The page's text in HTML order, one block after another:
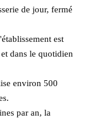
de jour, fermé
est
dans le quotidien
environ 500
par an, la